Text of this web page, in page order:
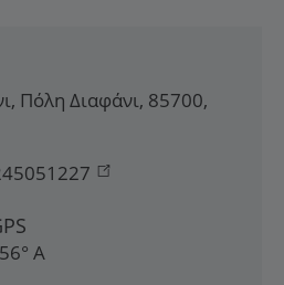
, Πόλη Διαφάνι, 85700,
Α